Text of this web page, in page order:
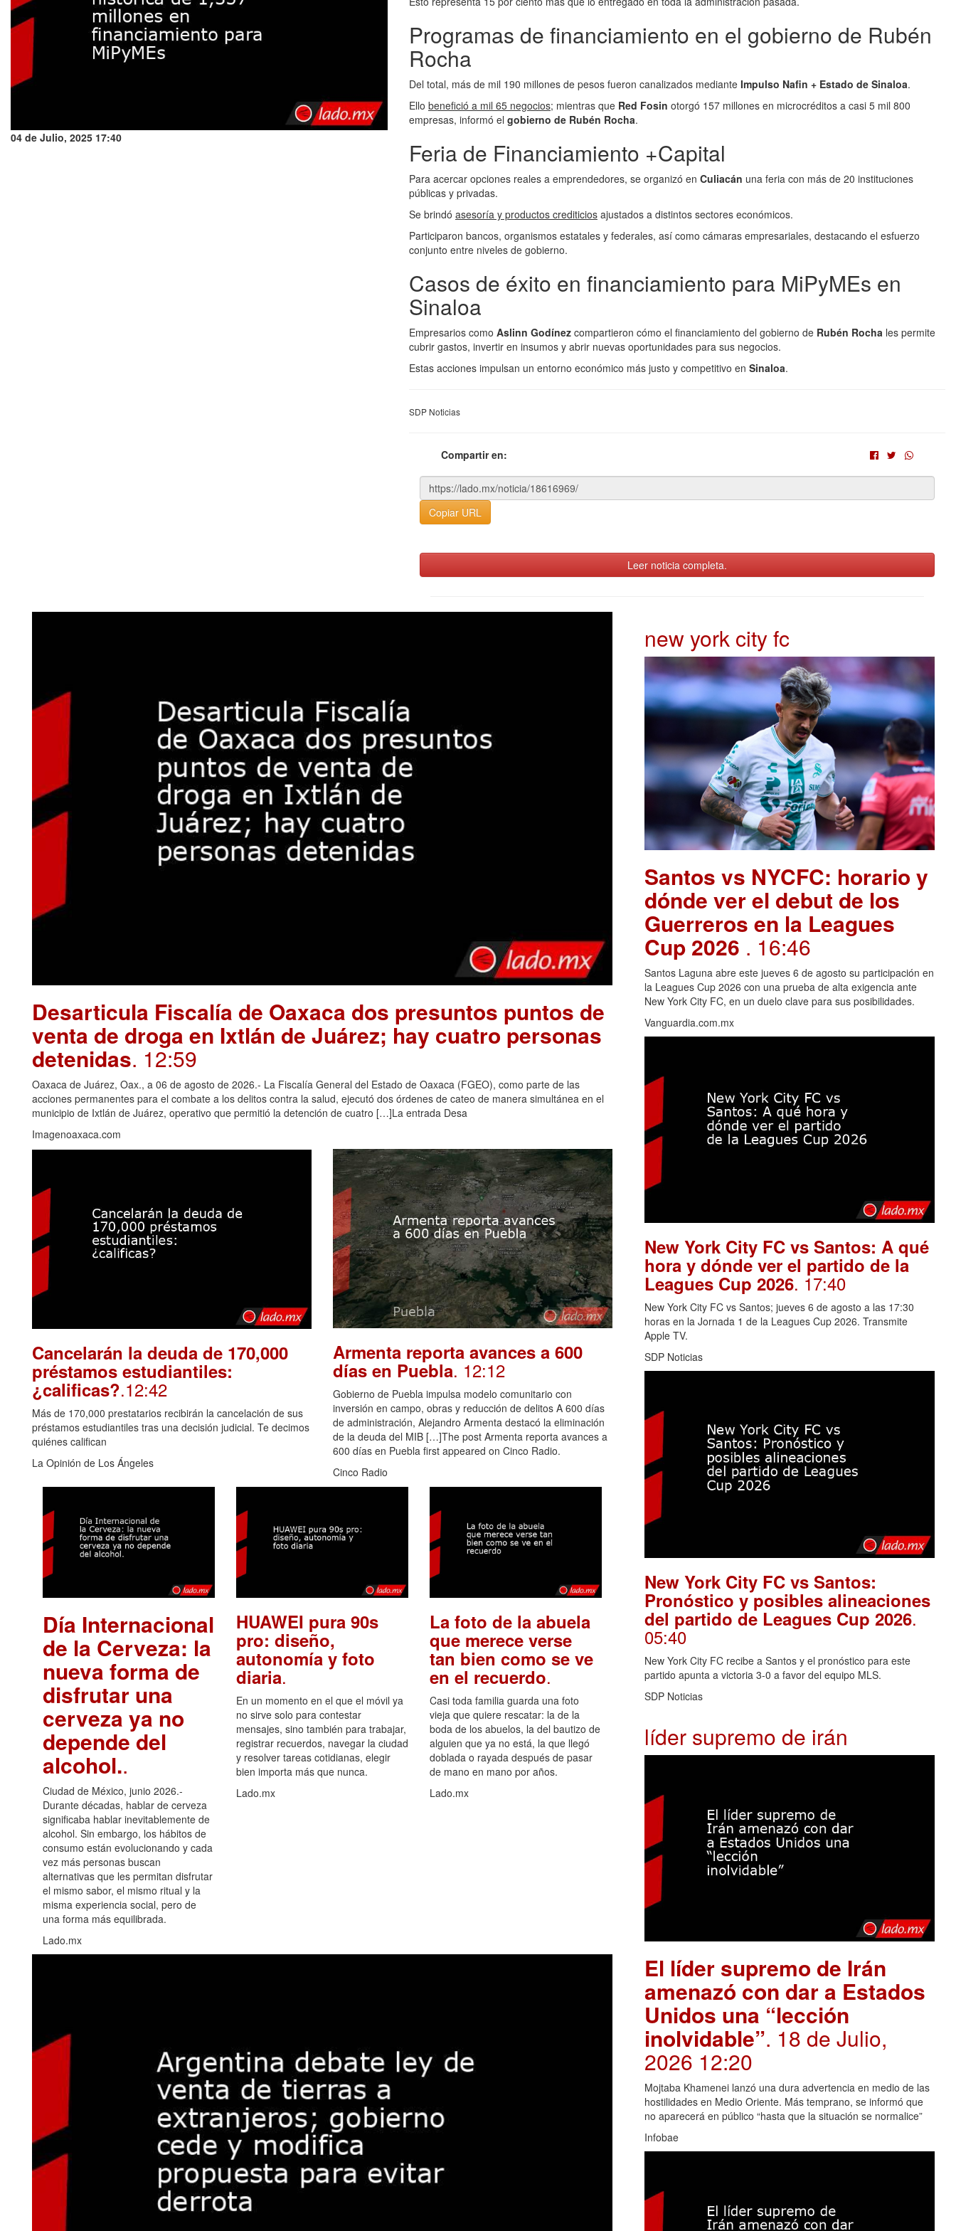
04 de Julio, 2025 17:40
Programas de financiamiento en el gobierno de Rubén
Rocha
Del total, más de mil 190 millones de pesos fueron canalizados mediante Impulso Nafin + Estado de Sinaloa.
Ello benefició a mil 65 negocios; mientras que Red Fosin otorgó 157 millones en microcréditos a casi 5 mil 800
empresas, informó el gobierno de Rubén Rocha.
Feria de Financiamiento +Capital
Para acercar opciones reales a emprendedores, se organizó en Culiacán una feria con más de 20 instituciones
públicas y privadas.
Se brindó asesoría y productos crediticios ajustados a distintos sectores económicos.
Participaron bancos, organismos estatales y federales, así como cámaras empresariales, destacando el esfuerzo
conjunto entre niveles de gobierno.
Casos de éxito en financiamiento para MiPyMEs en
Sinaloa
Empresarios como Aslinn Godínez compartieron cómo el financiamiento del gobierno de Rubén Rocha les permite
cubrir gastos, invertir en insumos y abrir nuevas oportunidades para sus negocios.
Estas acciones impulsan un entorno económico más justo y competitivo en Sinaloa.
SDP Noticias
Compartir en:
Copiar URL
Leer noticia completa.
Desarticula Fiscalía de Oaxaca dos presuntos puntos de
venta de droga en Ixtlán de Juárez; hay cuatro personas
detenidas. 12:59
Oaxaca de Juárez, Oax., a 06 de agosto de 2026.- La Fiscalía General del Estado de Oaxaca (FGEO), como parte de las
acciones permanentes para el combate a los delitos contra la salud, ejecutó dos órdenes de cateo de manera simultánea en el
municipio de Ixtlán de Juárez, operativo que permitió la detención de cuatro […]La entrada Desa
Imagenoaxaca.com
Cancelarán la deuda de 170,000
préstamos estudiantiles:
¿calificas?.12:42
Más de 170,000 prestatarios recibirán la cancelación de sus
préstamos estudiantiles tras una decisión judicial. Te decimos
quiénes califican
La Opinión de Los Ángeles
Armenta reporta avances a 600
días en Puebla. 12:12
Gobierno de Puebla impulsa modelo comunitario con
inversión en campo, obras y reducción de delitos A 600 días
de administración, Alejandro Armenta destacó la eliminación
de la deuda del MIB […]The post Armenta reporta avances a
600 días en Puebla first appeared on Cinco Radio.
Cinco Radio
Día Internacional
de la Cerveza: la
nueva forma de
disfrutar una
cerveza ya no
depende del
alcohol..
Ciudad de México, junio 2026.-
Durante décadas, hablar de cerveza
significaba hablar inevitablemente de
alcohol. Sin embargo, los hábitos de
consumo están evolucionando y cada
vez más personas buscan
alternativas que les permitan disfrutar
el mismo sabor, el mismo ritual y la
misma experiencia social, pero de
una forma más equilibrada.
Lado.mx
HUAWEI pura 90s
pro: diseño,
autonomía y foto
diaria.
En un momento en el que el móvil ya
no sirve solo para contestar
mensajes, sino también para trabajar,
registrar recuerdos, navegar la ciudad
y resolver tareas cotidianas, elegir
bien importa más que nunca.
Lado.mx
La foto de la abuela
que merece verse
tan bien como se ve
en el recuerdo.
Casi toda familia guarda una foto
vieja que quiere rescatar: la de la
boda de los abuelos, la del bautizo de
alguien que ya no está, la que llegó
doblada o rayada después de pasar
de mano en mano por años.
Lado.mx
new york city fc
Santos vs NYCFC: horario y
dónde ver el debut de los
Guerreros en la Leagues
Cup 2026 . 16:46
Santos Laguna abre este jueves 6 de agosto su participación en
la Leagues Cup 2026 con una prueba de alta exigencia ante
New York City FC, en un duelo clave para sus posibilidades.
Vanguardia.com.mx
New York City FC vs Santos: A qué
hora y dónde ver el partido de la
Leagues Cup 2026. 17:40
New York City FC vs Santos; jueves 6 de agosto a las 17:30
horas en la Jornada 1 de la Leagues Cup 2026. Transmite
Apple TV.
SDP Noticias
New York City FC vs Santos:
Pronóstico y posibles alineaciones
del partido de Leagues Cup 2026.
05:40
New York City FC recibe a Santos y el pronóstico para este
partido apunta a victoria 3-0 a favor del equipo MLS.
SDP Noticias
líder supremo de irán
El líder supremo de Irán
amenazó con dar a Estados
Unidos una “lección
inolvidable”. 18 de Julio,
2026 12:20
Mojtaba Khamenei lanzó una dura advertencia en medio de las
hostilidades en Medio Oriente. Más temprano, se informó que
no aparecerá en público “hasta que la situación se normalice”
Infobae